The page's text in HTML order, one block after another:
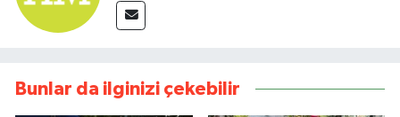
Bunlar da ilginizi çekebilir